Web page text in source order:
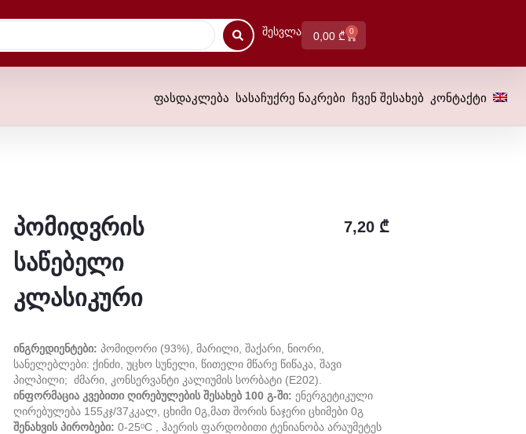
Შესვლა 0,00 ₾ 0
ფასდაკლება სასაჩუქრე ნაკრები ჩვენ შესახებ კონტაქტი
პომიდვრის
საწებელი
კლასიკური
7,20 ₾
Ინგრედიენტები: Პომიდორი (93%), Მარილი, Შაქარი, Ნიორი,
Სანელებლები: Ქინძი, Უცხო Სუნელი, Წითელი Მწარე Წიწაკა, Შავი
Პილპილი; Ძმარი, Კონსერვანტი Კალიუმის Სორბატი (E202).
Ინფორმაცია Კვებითი Ღირებულების Შესახებ 100 Გ-Ში: Ენერგეტიკული
Ღირებულება 155კჯ/37კკალ, Ცხიმი 0გ,მათ Შორის Ნაჯერი Ცხიმები 0გ
Შენახვის Პირობები: 0-25ᵒC , Ჰაერის Ფარდობითი Ტენიანობა Არაუმეტეს